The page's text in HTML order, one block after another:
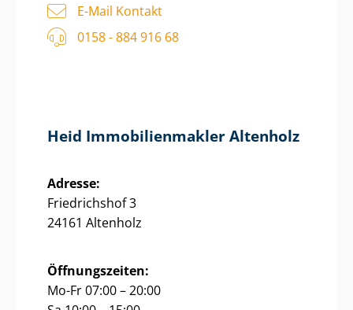
E-Mail Kontakt
0158 - 884 916 68
Heid Im­mo­bi­li­en­mak­ler Altenholz
Adresse:
Friedrichshof 3
24161 Altenholz
Öffnungszeiten:
Mo-Fr 07:00 – 20:00